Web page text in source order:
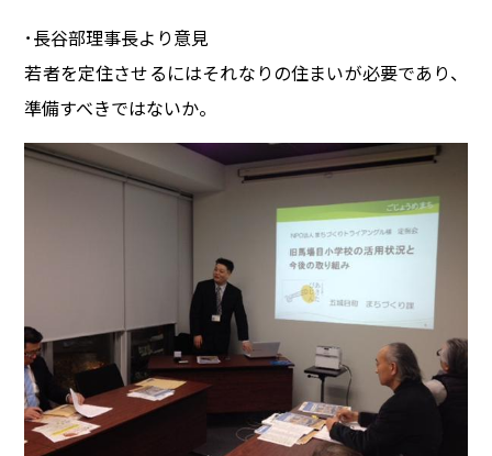
･長谷部理事長より意見
若者を定住させるにはそれなりの住まいが必要であり、
準備すべきではないか。